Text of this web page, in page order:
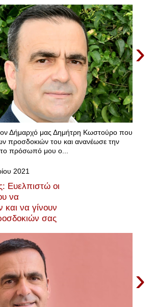
›
Δήμαρχό μας Δημήτρη Κωστούρο που
προσδοκιών του και ανανέωσε την
πρόσωπό μου ο...
2021
Ευελπιστώ οι
να
να γίνουν
σας
›